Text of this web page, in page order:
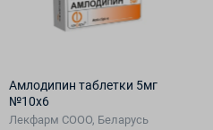
Амлодипин таблетки 5мг
№10х6
Лекфарм СООО, Беларусь